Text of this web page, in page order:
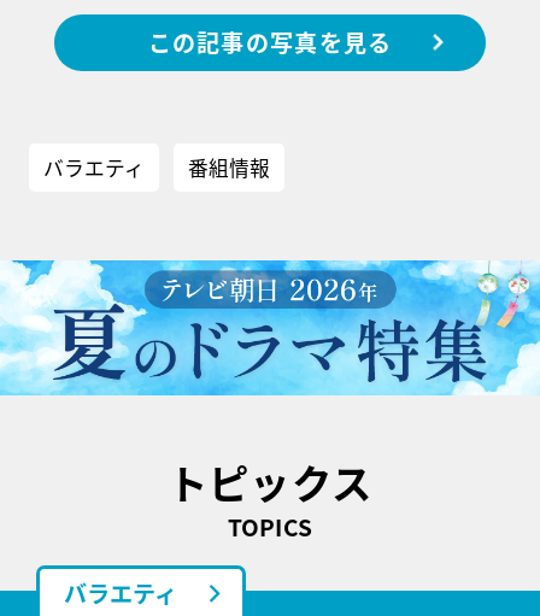
この記事の写真を見る
バラエティ 番組情報
トピックス
TOPICS
バラエティ